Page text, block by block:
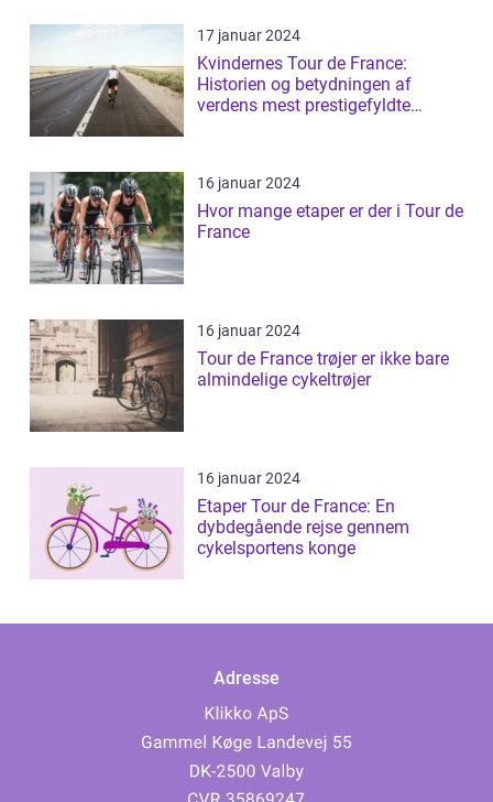
17 januar 2024
Kvindernes Tour de France:
Historien og betydningen af
verdens mest prestigefyldte
16 januar 2024
Hvor mange etaper er der i Tour de
France
16 januar 2024
Tour de France trøjer er ikke bare
almindelige cykeltrøjer
16 januar 2024
Etaper Tour de France: En
dybdegående rejse gennem
cykelsportens konge
Adresse